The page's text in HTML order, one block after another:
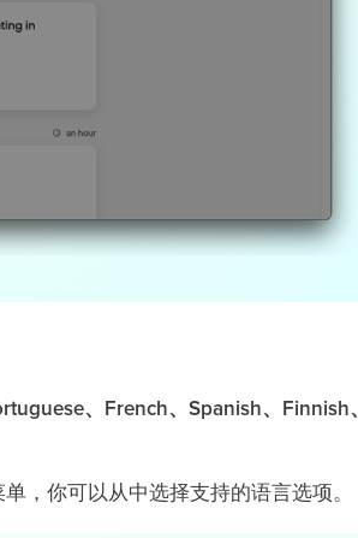
、French、Spanish、Finnish、
，你可以从中选择支持的语言选项。